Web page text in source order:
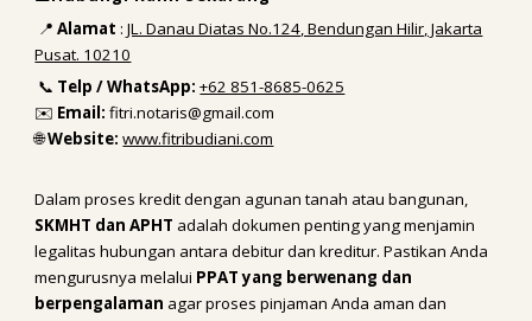
📍Alamat :JL. Danau Diatas No.124, Bendungan Hilir, Jakarta
Pusat. 10210
📞 Telp / WhatsApp: +62 851-8685-0625
✉️ Email: fitri.notaris@gmail.com
🌐Website: www.fitribudiani.com
Dalam proses kredit dengan agunan tanah atau bangunan,
SKMHT dan APHT adalah dokumen penting yang menjamin
legalitas hubungan antara debitur dan kreditur. Pastikan Anda
mengurusnya melalui PPAT yang berwenang dan
berpengalaman agar proses pinjaman Anda aman dan